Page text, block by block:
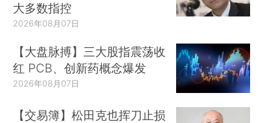
大多数指控
2026年08月07日
【大盘脉搏】三大股指震荡收
红 PCB、创新药概念爆发
2026年08月07日
【交易簿】松田克也挥刀止损